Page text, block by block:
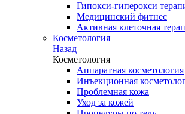
Гипокси-гиперокси
Медицинский фитнес
Активная клеточная
Косметология
Назад
Косметология
Аппаратная косметология
Инъекционная
Проблемная кожа
Уход за кожей